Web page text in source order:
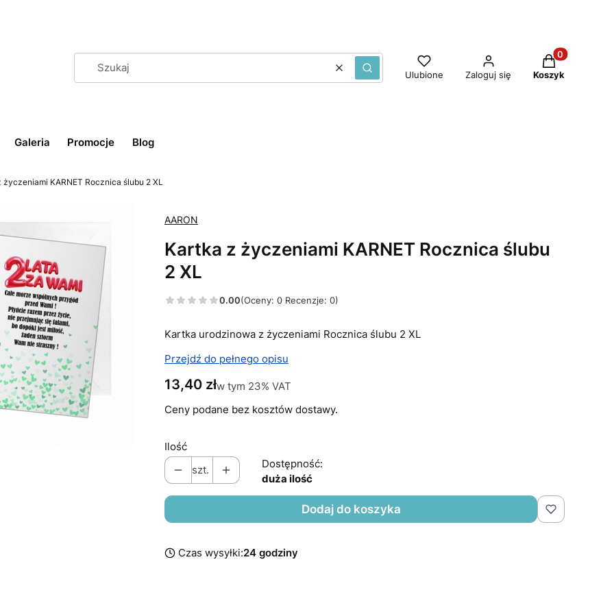
WyczyśćSzukaj Ulubione Zaloguj się
Produkty w
Koszyk
Galeria Promocje Blog
życzeniami KARNET Rocznica ślubu 2 XL
AARON
Kartka z życzeniami KARNET Rocznica ślubu
2 XL
0.00(Oceny: 0 Recenzje: 0)
Kartka urodzinowa z życzeniami Rocznica ślubu 2 XL
Przejdź do pełnego opisu
Cena
13,40 złw tym 23% VAT
w tym 23% VAT
Ceny podane bez kosztów dostawy.
Ilość
szt.
Dostępność:
duża ilość
Dodaj do koszyka
Czas wysyłki:24 godziny